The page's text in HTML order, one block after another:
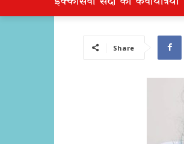
Share